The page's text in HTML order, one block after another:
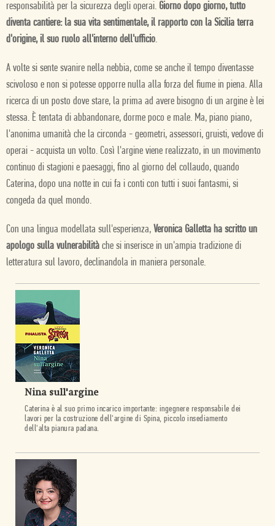
responsabilità per la sicurezza degli operai. Giorno dopo giorno, tutto
diventa cantiere: la sua vita sentimentale, il rapporto con la Sicilia terra
d'origine, il suo ruolo all'interno dell'ufficio.
A volte si sente svanire nella nebbia, come se anche il tempo diventasse
scivoloso e non si potesse opporre nulla alla forza del fiume in piena. Alla
ricerca di un posto dove stare, la prima ad avere bisogno di un argine è lei
stessa. È tentata di abbandonare, dorme poco e male. Ma, piano piano,
l'anonima umanità che la circonda - geometri, assessori, gruisti, vedove di
operai - acquista un volto. Così l'argine viene realizzato, in un movimento
continuo di stagioni e paesaggi, fino al giorno del collaudo, quando
Caterina, dopo una notte in cui fa i conti con tutti i suoi fantasmi, si
congeda da quel mondo.
Con una lingua modellata sull'esperienza, Veronica Galletta ha scritto un
apologo sulla vulnerabilità che si inserisce in un'ampia tradizione di
letteratura sul lavoro, declinandola in maniera personale.
Nina sull'argine
Caterina è al suo primo incarico importante: ingegnere responsabile dei
lavori per la costruzione dell'argine di Spina, piccolo insediamento
dell'alta pianura padana.